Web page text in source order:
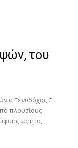
του
ο Ξενοδόχος Ο
πλουσίους
ως ήτο,